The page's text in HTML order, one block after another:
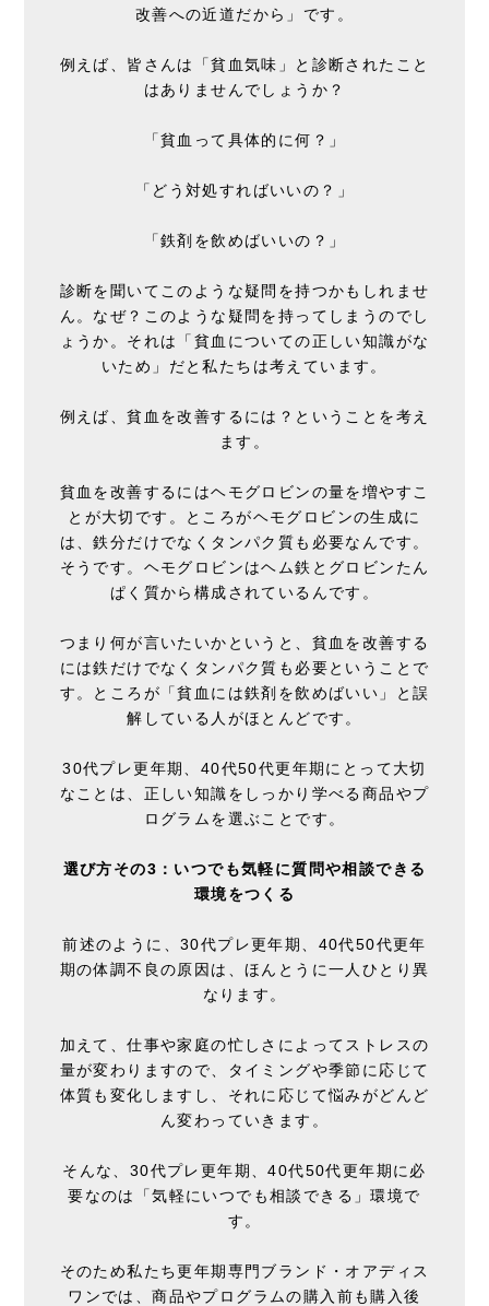
改善への近道だから」です。
例えば、皆さんは「貧血気味」と診断されたこと
はありませんでしょうか？
「貧血って具体的に何？」
「どう対処すればいいの？」
「鉄剤を飲めばいいの？」
診断を聞いてこのような疑問を持つかもしれませ
ん。なぜ？このような疑問を持ってしまうのでし
ょうか。それは「貧血についての正しい知識がな
いため」だと私たちは考えています。
例えば、貧血を改善するには？ということを考え
ます。
貧血を改善するにはヘモグロビンの量を増やすこ
とが大切です。ところがヘモグロビンの生成に
は、鉄分だけでなくタンパク質も必要なんです。
そうです。ヘモグロビンはヘム鉄とグロビンたん
ぱく質から構成されているんです。
つまり何が言いたいかというと、貧血を改善する
には鉄だけでなくタンパク質も必要ということで
す。ところが「貧血には鉄剤を飲めばいい」と誤
解している人がほとんどです。
30代プレ更年期、40代50代更年期にとって大切
なことは、正しい知識をしっかり学べる商品やプ
ログラムを選ぶことです。
選び方その3：いつでも気軽に質問や相談できる
環境をつくる
前述のように、30代プレ更年期、40代50代更年
期の体調不良の原因は、ほんとうに一人ひとり異
なります。
加えて、仕事や家庭の忙しさによってストレスの
量が変わりますので、タイミングや季節に応じて
体質も変化しますし、それに応じて悩みがどんど
ん変わっていきます。
そんな、30代プレ更年期、40代50代更年期に必
要なのは「気軽にいつでも相談できる」環境で
す。
そのため私たち更年期専門ブランド・オアディス
ワンでは、商品やプログラムの購入前も購入後